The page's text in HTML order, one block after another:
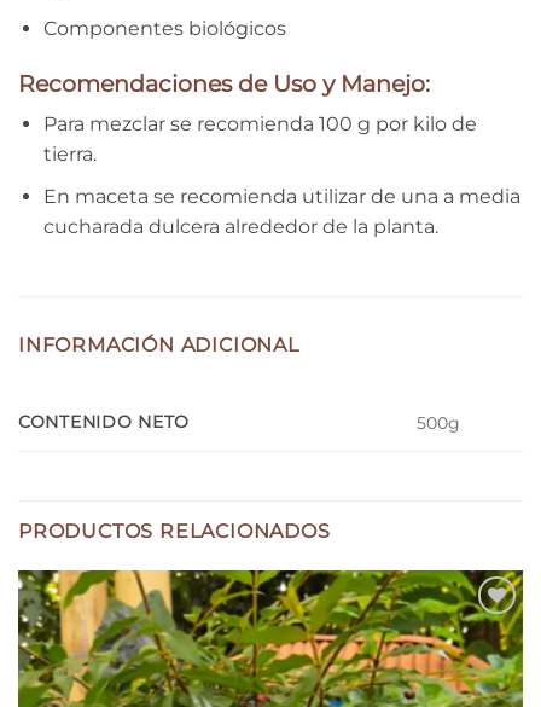
Componentes biológicos
Recomendaciones de Uso y Manejo:
Para mezclar se recomienda 100 g por kilo de
tierra.
En maceta se recomienda utilizar de una a media
cucharada dulcera alrededor de la planta.
INFORMACIÓN ADICIONAL
CONTENIDO NETO 500g
PRODUCTOS RELACIONADOS
Add to
wishlist